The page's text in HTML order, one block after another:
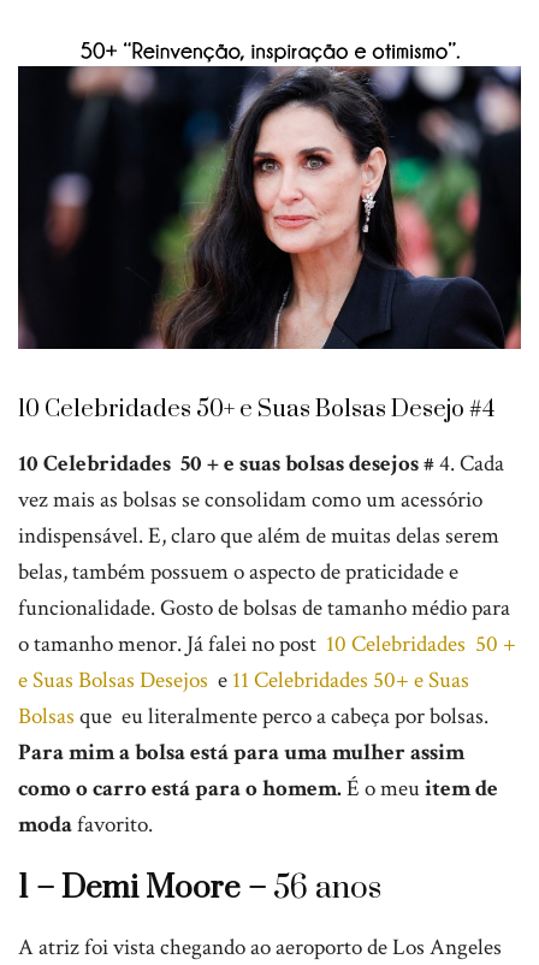
10 Celebridades 50+ e Suas Bolsas Desejo #4
10 Celebridades 50 + e suas bolsas desejos #4. Cada
vez mais as bolsas se consolidam como um acessório
indispensável. E, claro que além de muitas delas serem
belas, também possuem o aspecto de praticidade e
funcionalidade. Gosto de bolsas de tamanho médio para
o tamanho menor. Já falei no post 10 Celebridades 50 +
e Suas Bolsas Desejos e 11 Celebridades 50+ e Suas
Bolsas que eu literalmente perco a cabeça por bolsas.
Para mim a bolsa está para uma mulher assim
como o carro está para o homem.É o meuitem de
modafavorito.
1 – Demi Moore – 56 anos
A atriz foi vista chegando ao aeroporto de Los Angeles